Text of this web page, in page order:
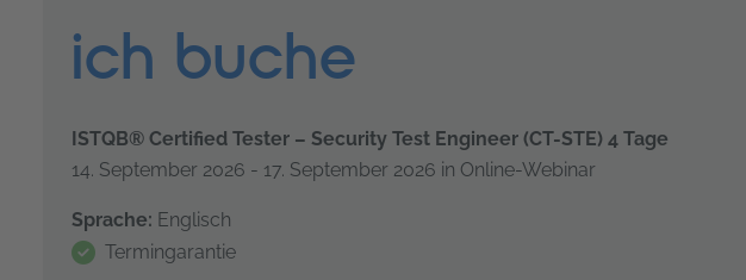
ich buche
ISTQB® Certified Tester – Security Test Engineer (CT-STE) 4 Tage
14. September 2026 - 17. September 2026 in Online-Webinar
Sprache: Englisch
Termingarantie